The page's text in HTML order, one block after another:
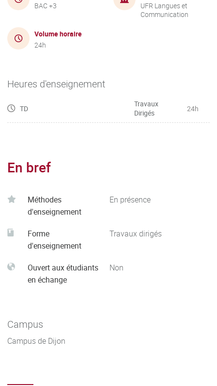
BAC +3
UFR Langues et
Communication
Volume horaire
24h
Heures d'enseignement
TD
Travaux
Dirigés
24h
En bref
Méthodes
d'enseignement
En présence
Forme
d'enseignement
Travaux dirigés
Ouvert aux étudiants
en échange
Non
Campus
Campus de Dijon